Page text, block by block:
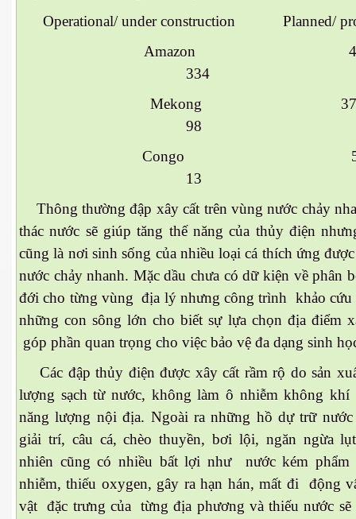
Operational/ under construction Planned/
Amazon
334
Mekong
98
Congo
13
Thông thường đập xây cất trên vùng nước chảy
thác nước sẽ giúp tăng thế năng của thủy điện
cũng là nơi sinh sống của nhiều loại cá thích ứng
nước chảy nhanh. Mặc dầu chưa có dữ kiện về phân
đới cho từng vùng địa lý nhưng công trình khảo cứu
những con sông lớn cho biết sự lựa chọn địa điểm
góp phần quan trọng cho việc bảo vệ đa dạng sinh
Các đập thủy điện được xây cất rầm rộ do sản
lượng sạch từ nước, không làm ô nhiễm không khí
năng lượng nội địa. Ngoài ra những hồ dự trữ
giải trí, câu cá, chèo thuyền, bơi lội, ngăn ngừa
nhiên cũng có nhiều bất lợi như nước kém
nhiễm, thiếu oxygen, gây ra hạn hán, mất đi động
vật đặc trưng của từng địa phương và thiếu nước sẽ